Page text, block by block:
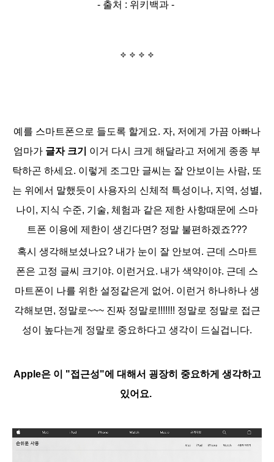
- 출처 : 위키백과 -
예를 스마트폰으로 들도록 할게요. 자, 저에게 가끔 아빠나
엄마가 글자 크기 이거 다시 크게 해달라고 저에게 종종 부
탁하곤 하세요. 이렇게 조그만 글씨는 잘 안보이는 사람, 또
는 위에서 말했듯이 사용자의 신체적 특성이나, 지역, 성별,
나이, 지식 수준, 기술, 체험과 같은 제한 사항때문에 스마
트폰 이용에 제한이 생긴다면? 정말 불편하겠죠???
혹시 생각해보셨나요? 내가 눈이 잘 안보여. 근데 스마트
폰은 고정 글씨 크기야. 이런거요. 내가 색약이야. 근데 스
마트폰이 나를 위한 설정같은게 없어. 이런거 하나하나 생
각해보면, 정말로~~~ 진짜 정말로!!!!!!! 정말로 정말로 접근
성이 높다는게 정말로 중요하다고 생각이 드실겁니다.
Apple은 이 "접근성"에 대해서 굉장히 중요하게 생각하고
있어요.